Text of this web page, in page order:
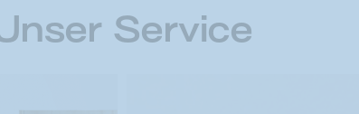
Service